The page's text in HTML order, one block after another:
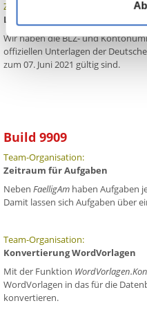
Zahlungsverkehr:
Lastschriften und
Wir haben die BLZ- und
offiziellen Unterlagen der
zum 07. Juni 2021 gültig sind.
Build 9909
Team-Organisation:
Zeitraum für Aufgaben
Neben FaelligAm haben Aufgaben
Damit lassen sich Aufgaben über
Team-Organisation:
Konvertierung WordVorlagen
Mit der Funktion
WordVorlagen in das für die
konvertieren.